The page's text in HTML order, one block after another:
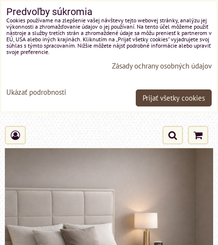
Predvoľby súkromia
Cookies používame na zlepšenie vašej návštevy tejto webovej stránky, analýzu jej
výkonnosti a zhromažďovanie údajov o jej používaní. Na tento účel môžeme použiť
nástroje a služby tretích strán a zhromaždené údaje sa môžu preniesť k partnerom v
EÚ, USA alebo iných krajinách. Kliknutím na „Prijať všetky cookies“ vyjadrujete svoj
súhlas s týmto spracovaním. Nižšie môžete nájsť podrobné informácie alebo upraviť
svoje preferencie.
Zásady ochrany osobných údajov
Ukázať podrobnosti
Prijať všetky cookies